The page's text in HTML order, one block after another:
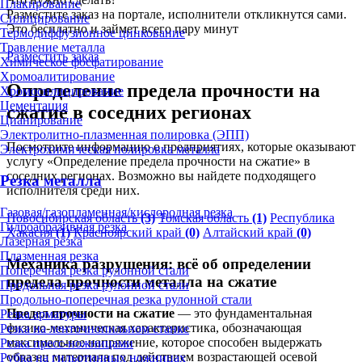
Плакирование
Силицирование
Термодиффузионное цинкование
Травление металла
Химическое фосфатирование
Хромоалитирование
Хромосилицирование
Цементация
Цианирование
Электролитно-плазменная полировка (ЭПП)
Электрохимическая полировка металла
Резка металла
Газовая/газопламенная/кислородная резка
Гидроабразивная резка
Лазерная резка
Плазменная резка
Поперечная резка рулонной стали
Продольная резка рулонной стали
Продольно-поперечная резка рулонной стали
Резка арматуры
Резка на ленточнопильном станке
Резка пресс-ножницами
Рубка на гильотинных ножницах
Разместите заказ на портале, исполнители откликнутся сами.
Это бесплатно и займет всего пару минут
Разместить заказ
Определение предела прочности на
сжатие в соседних регионах
Посмотрите информацию о предприятиях, которые оказывают
услугу «Определение предела прочности на сжатие» в
соседних регионах. Возможно вы найдете подходящего
исполнителя среди них.
Новосибирская область(3) Томская область (1) Республика
Хакасия(1) Красноярский край (0) Алтайский край (0)
Механика разрушения: всё об определении
предела прочности металла на сжатие
Предел прочности на сжатие — это фундаментальная
физико-механическая характеристика, обозначающая
максимальное напряжение, которое способен выдержать
образец материала под действием возрастающей осевой